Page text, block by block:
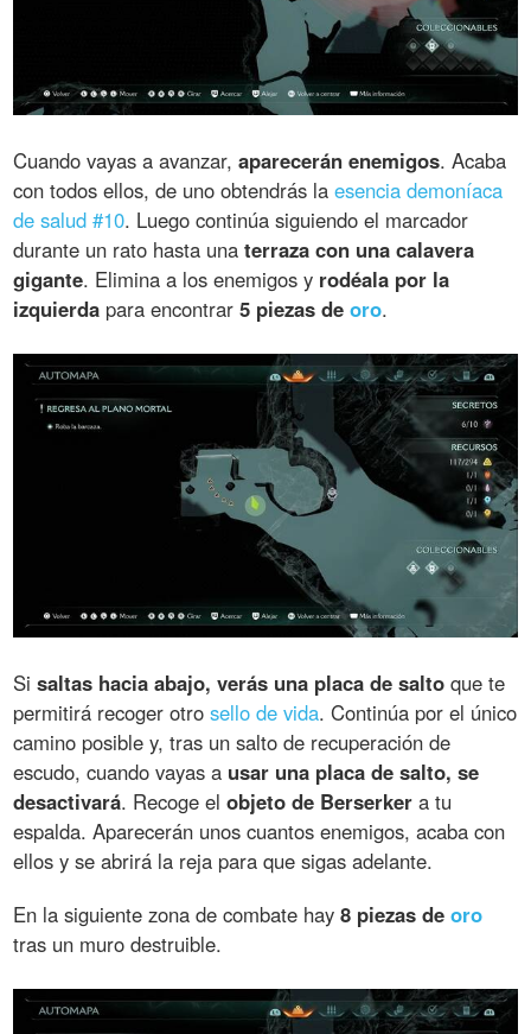
Cuando vayas a avanzar,aparecerán enemigos. Acaba
con todos ellos, de uno obtendrás laesencia demoníaca
de salud #10. Luego continúa siguiendo el marcador
durante un rato hasta unaterraza con una calavera
gigante. Elimina a los enemigos y rodéala por la
izquierda para encontrar5 piezas deoro.
Sisaltas hacia abajo, verás una placa de salto que te
permitirá recoger otrosello de vida. Continúa por el único
camino posible y, tras un salto de recuperación de
escudo, cuando vayas a usar una placa de salto, se
desactivará. Recoge elobjeto de Berserker a tu
espalda. Aparecerán unos cuantos enemigos, acaba con
ellos y se abrirá la reja para que sigas adelante.
En la siguiente zona de combate hay8 piezas deoro
tras un muro destruible.